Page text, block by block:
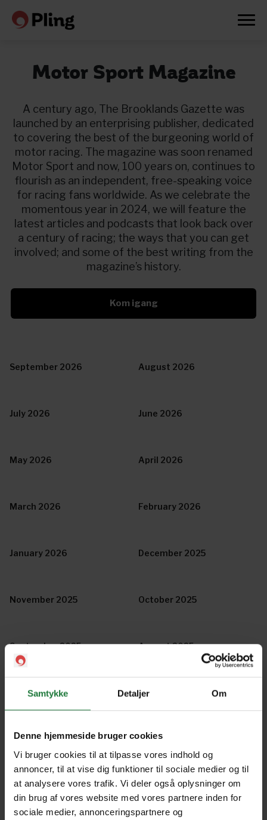
Samtykke Detaljer Om
Denne hjemmeside bruger cookies
Vi bruger cookies til at tilpasse vores indhold og
annoncer, til at vise dig funktioner til sociale medier og til
at analysere vores trafik. Vi deler også oplysninger om
din brug af vores website med vores partnere inden for
sociale medier, annonceringspartnere og
Prøv en måned gratis
Motor Sport Magazine
A century ago, The Brooklands Gazette was
launched by an enterprising publisher, dedicated
to covering the best of the burgeoning world of
motor racing. The magazine was soon renamed
Motor Sport and now, 100 years on, continues to
flourish as an independent, free-speaking voice
for racing fans worldwide. As we celebrate the
momentous year in 2024, we will feature the
latest articles and podcasts that look back over
a century of racing; the ways that you can get
involved; and some of the best writing from the
magazine’s history.
Kom igang
September 2026 August 2026
July 2026 June 2026
May 2026 April 2026
March 2026 February 2026
January 2026 December 2025
November 2025 October 2025
September 2025 August 2025
July 2025 June 2025
May 2025 April 2025
March 2025 February 2025